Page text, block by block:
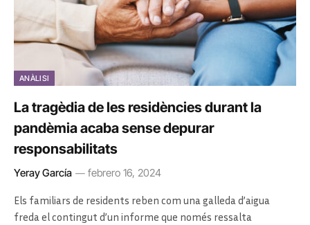
ANÀLISI
La tragèdia de les residències durant la
pandèmia acaba sense depurar
responsabilitats
Yeray García febrero 16, 2024
Els familiars de residents reben com una galleda d’aigua
freda el contingut d’un informe que només ressalta